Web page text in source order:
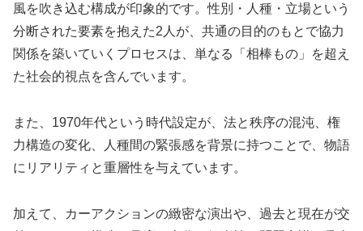
風を吹き込む構成が印象的です。性別・人種・立場という
分断された要素を抱えた2人が、共通の目的のもとで協力
関係を築いていくプロセスは、単なる「相棒もの」を超え
た社会的視点を含んでいます。
また、1970年代という時代設定が、法と秩序の混沌、権
力構造の変化、人種間の緊張感を背景に持つことで、物語
にリアリティと重層性を与えています。
加えて、カーアクションの緻密な演出や、過去と現在が交